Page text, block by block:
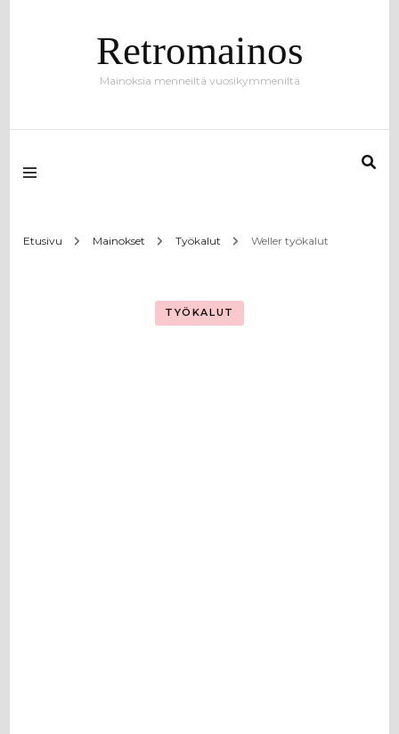
Retromainos
Mainoksia menneiltä vuosikymmeniltä
Etusivu Mainokset Työkalut Weller työkalut
TYÖKALUT